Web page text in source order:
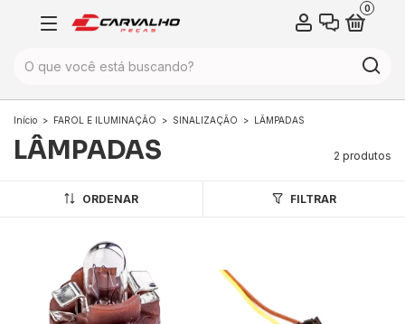
0
Início > FAROL E ILUMINAÇÃO > SINALIZAÇÃO > LÂMPADAS
LÂMPADAS 2 produtos
ORDENAR FILTRAR